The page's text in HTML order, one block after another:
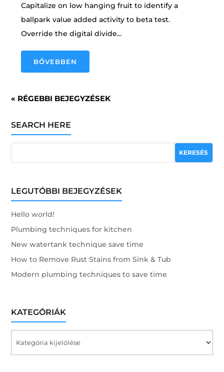
Capitalize on low hanging fruit to identify a
ballpark value added activity to beta test.
Override the digital divide...
BŐVEBBEN
« RÉGEBBI BEJEGYZÉSEK
SEARCH HERE
LEGUTÓBBI BEJEGYZÉSEK
Hello world!
Plumbing techniques for kitchen
New watertank technique save time
How to Remove Rust Stains from Sink & Tub
Modern plumbing techniques to save time
KATEGÓRIÁK